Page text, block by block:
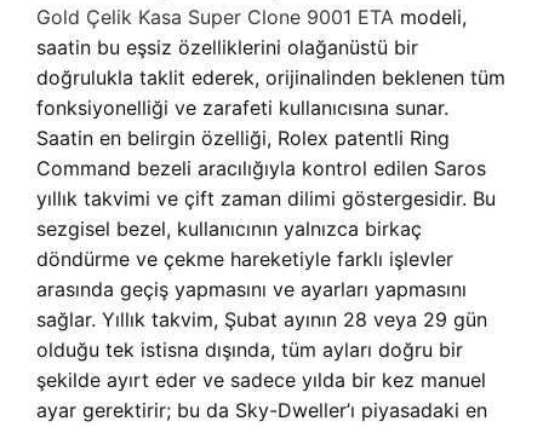
Gold Çelik Kasa Super Clone 9001 ETA modeli,
saatin bu eşsiz özelliklerini olağanüstü bir
doğrulukla taklit ederek, orijinalinden beklenen tüm
fonksiyonelliği ve zarafeti kullanıcısına sunar.
Saatin en belirgin özelliği, Rolex patentli Ring
Command bezeli aracılığıyla kontrol edilen Saros
yıllık takvimi ve çift zaman dilimi göstergesidir. Bu
sezgisel bezel, kullanıcının yalnızca birkaç
döndürme ve çekme hareketiyle farklı işlevler
arasında geçiş yapmasını ve ayarları yapmasını
sağlar. Yıllık takvim, Şubat ayının 28 veya 29 gün
olduğu tek istisna dışında, tüm ayları doğru bir
şekilde ayırt eder ve sadece yılda bir kez manuel
ayar gerektirir; bu da Sky-Dweller’ı piyasadaki en